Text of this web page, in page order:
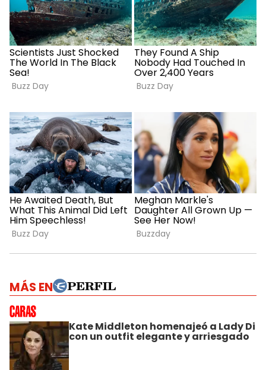
MÁS EN
Kate Middleton homenajeó a Lady Di
con un outfit elegante y arriesgado